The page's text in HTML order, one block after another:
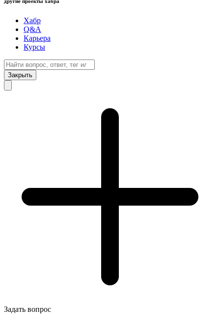
Хабр
Q&A
Карьера
Курсы
Закрыть
Задать вопрос